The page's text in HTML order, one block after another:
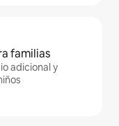
familias
adicional y